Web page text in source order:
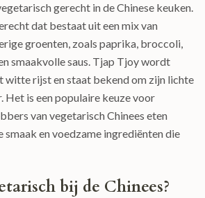
gerecht in de Chinese keuken.
dat bestaat uit een mix van
groenten, zoals paprika, broccoli,
smaakvolle saus. Tjap Tjoy wordt
witte rijst en staat bekend om zijn lichte
Het is een populaire keuze voor
van vegetarisch Chinees eten
smaak en voedzame ingrediënten die
bij de Chinees?